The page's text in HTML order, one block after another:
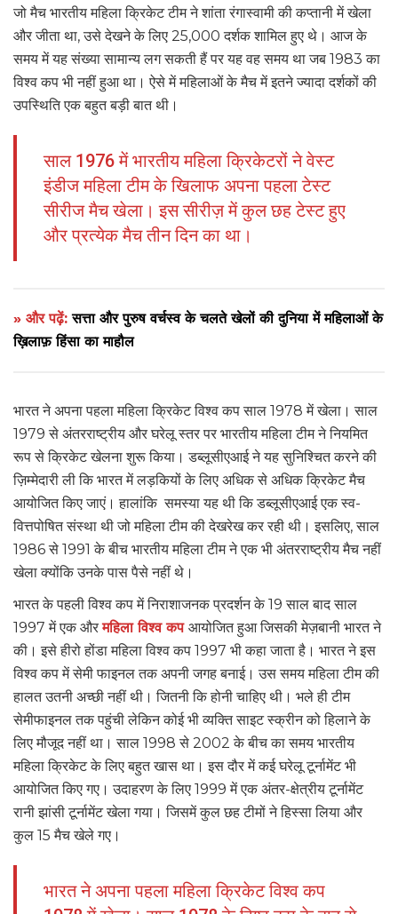
जो मैच भारतीय महिला क्रिकेट टीम ने शांता रंगास्वामी की कप्तानी में खेला
और जीता था, उसे देखने के लिए 25,000 दर्शक शामिल हुए थे। आज के
समय में यह संख्या सामान्य लग सकती हैं पर यह वह समय था जब 1983 का
विश्व कप भी नहीं हुआ था। ऐसे में महिलाओं के मैच में इतने ज्यादा दर्शकों की
उपस्थिति एक बहुत बड़ी बात थी।
साल 1976 में भारतीय महिला क्रिकेटरों ने वेस्ट
इंडीज महिला टीम के खिलाफ अपना पहला टेस्ट
सीरीज मैच खेला। इस सीरीज़ में कुल छह टेस्ट हुए
और प्रत्येक मैच तीन दिन का था।
» और पढ़ें:सत्ता और पुरुष वर्चस्व के चलते खेलों की दुनिया में महिलाओं के
ख़िलाफ़ हिंसा का माहौल
भारत ने अपना पहला महिला क्रिकेट विश्व कप साल 1978 में खेला। साल
1979 से अंतरराष्ट्रीय और घरेलू स्तर पर भारतीय महिला टीम ने नियमित
रूप से क्रिकेट खेलना शुरू किया। डब्लूसीएआई ने यह सुनिश्चित करने की
ज़िम्मेदारी ली कि भारत में लड़कियों के लिए अधिक से अधिक क्रिकेट मैच
आयोजित किए जाएं। हालांकि समस्या यह थी कि डब्लूसीएआई एक स्व-
वित्तपोषित संस्था थी जो महिला टीम की देखरेख कर रही थी। इसलिए, साल
1986 से 1991 के बीच भारतीय महिला टीम ने एक भी अंतरराष्ट्रीय मैच नहीं
खेला क्योंकि उनके पास पैसे नहीं थे।
भारत के पहली विश्व कप में निराशाजनक प्रदर्शन के 19 साल बाद साल
1997 में एक औरमहिला विश्व कप आयोजित हुआ जिसकी मेज़बानी भारत ने
की। इसे हीरो होंडा महिला विश्व कप 1997 भी कहा जाता है। भारत ने इस
विश्व कप में सेमी फाइनल तक अपनी जगह बनाई। उस समय महिला टीम की
हालत उतनी अच्छी नहीं थी। जितनी कि होनी चाहिए थी। भले ही टीम
सेमीफाइनल तक पहुंची लेकिन कोई भी व्यक्ति साइट स्क्रीन को हिलाने के
लिए मौजूद नहीं था। साल 1998 से 2002 के बीच का समय भारतीय
महिला क्रिकेट के लिए बहुत खास था। इस दौर में कई घरेलू टूर्नामेंट भी
आयोजित किए गए। उदाहरण के लिए 1999 में एक अंतर-क्षेत्रीय टूर्नामेंट
रानी झांसी टूर्नामेंट खेला गया। जिसमें कुल छह टीमों ने हिस्सा लिया और
कुल 15 मैच खेले गए।
भारत ने अपना पहला महिला क्रिकेट विश्व कप